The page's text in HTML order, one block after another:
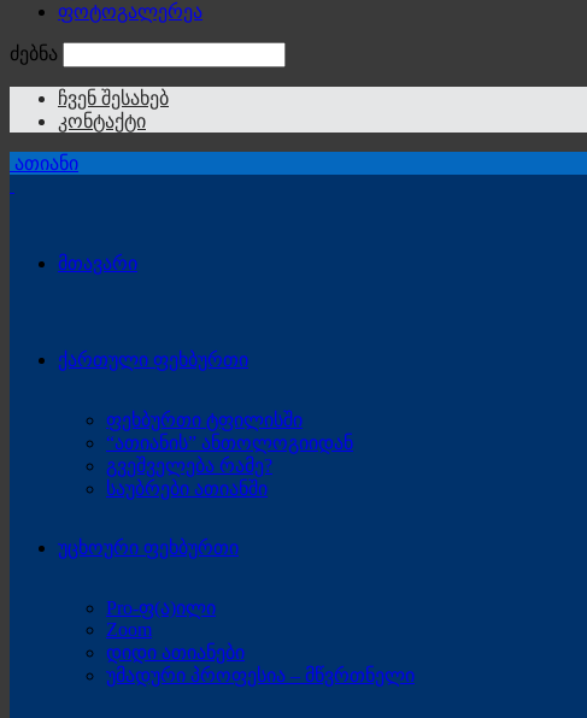
ფოტოგალერეა
ძებნა
ჩვენ შესახებ
კონტაქტი
ათიანი
მთავარი
ქართული ფეხბურთი
ფეხბურთი ტფილისში
“ათიანის” ანთოლოგიიდან
გვეშველება რამე?
საუბრები ათიანში
უცხოური ფეხბურთი
Pro-ფ(ა)ილი
Zoom
დიდი ათიანები
უმადური პროფესია – მწვრთნელი